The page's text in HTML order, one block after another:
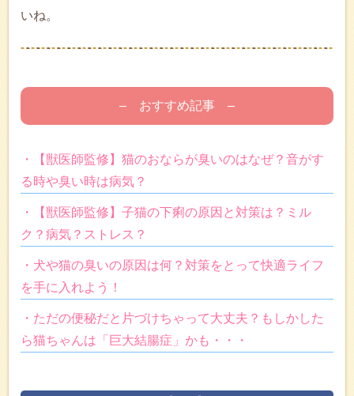
いね。
– おすすめ記事 –
・【獣医師監修】猫のおならが臭いのはなぜ？音がす
る時や臭い時は病気？
・【獣医師監修】子猫の下痢の原因と対策は？ミル
ク？病気？ストレス？
・犬や猫の臭いの原因は何？対策をとって快適ライフ
を手に入れよう！
・ただの便秘だと片づけちゃって大丈夫？もしかした
ら猫ちゃんは「巨大結腸症」かも・・・